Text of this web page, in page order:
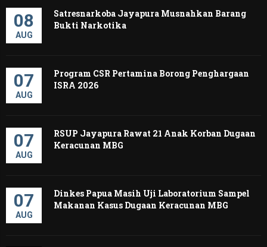
08
AUG
Satresnarkoba Jayapura Musnahkan Barang
Bukti Narkotika
07
AUG
Program CSR Pertamina Borong Penghargaan
ISRA 2026
07
AUG
RSUP Jayapura Rawat 21 Anak Korban Dugaan
Keracunan MBG
07
AUG
Dinkes Papua Masih Uji Laboratorium Sampel
Makanan Kasus Dugaan Keracunan MBG